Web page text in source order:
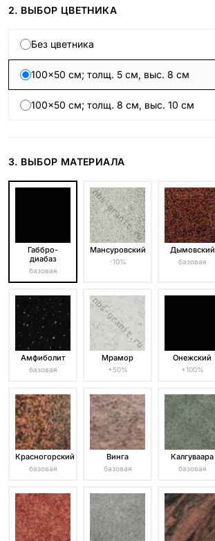
2. ВЫБОР ЦВЕТНИКА
Без цветника
100×50 см; толщ. 5 см, выс. 8 см
100×50 см; толщ. 8 см, выс. 10 см
3. ВЫБОР МАТЕРИАЛА
Габбро-
диабаз
базовая
Мансуровский
-10%
Дымовский
базовая
Амфиболит
базовая
Мрамор
+50%
Онежский
+100%
Красногорский
базовая
Винга
базовая
Калгуваара
базовая